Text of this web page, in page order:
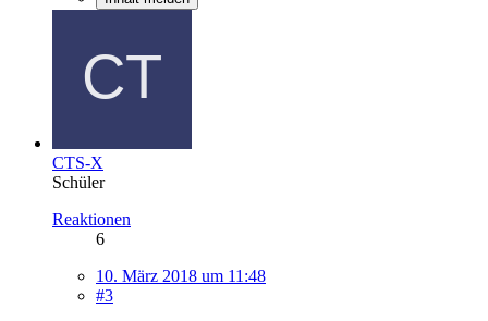
CTS-X
Schüler
Reaktionen
6
10. März 2018 um 11:48
#3